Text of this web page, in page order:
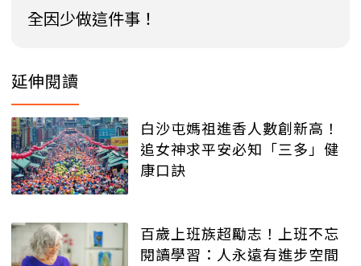
全因少做這件事！
延伸閱讀
白沙屯媽祖進香人數創新高！
追女神求平安必知「三多」健
康口訣
百歲上班族超勵志！上班不忘
閱讀學習：人永遠有進步空間